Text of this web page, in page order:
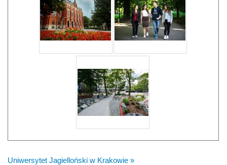
Uniwersytet Jagielloński w Krakowie »